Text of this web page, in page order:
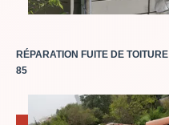
RÉPARATION FUITE DE TOITURE
85